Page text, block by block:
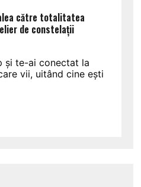
către totalitatea
de constelații
și te-ai conectat la
vii, uitând cine ești